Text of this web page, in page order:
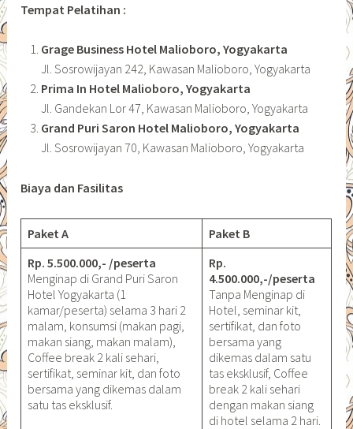
Tempat Pelatihan :
Grage Business Hotel Malioboro, Yogyakarta
Jl. Sosrowijayan 242, Kawasan Malioboro, Yogyakarta
Prima In Hotel Malioboro, Yogyakarta
Jl. Gandekan Lor 47, Kawasan Malioboro, Yogyakarta
Grand Puri Saron Hotel Malioboro, Yogyakarta
Jl. Sosrowijayan 70, Kawasan Malioboro, Yogyakarta
Biaya dan Fasilitas
Paket A
Paket B
Rp. 5.500.000,- /peserta
Menginap di Grand Puri Saron
Hotel Yogyakarta (1
kamar/peserta) selama 3 hari 2
malam, konsumsi (makan pagi,
makan siang, makan malam),
Coffee break 2 kali sehari,
sertifikat, seminar kit, dan foto
bersama yang dikemas dalam
satu tas eksklusif.
Rp.
4.500.000,-/peserta
Tanpa Menginap di
Hotel, seminar kit,
sertifikat, dan foto
bersama yang
dikemas dalam satu
tas eksklusif, Coffee
break 2 kali sehari
dengan makan siang
di hotel selama 2 hari.